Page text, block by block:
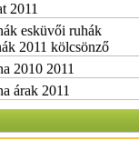
2011
esküvői ruhák
2011 kölcsönző
2010 2011
árak 2011